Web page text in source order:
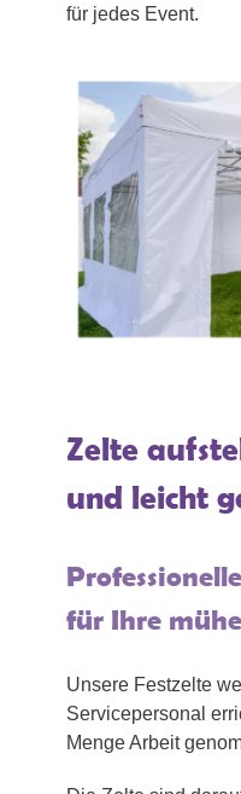
für jedes Event.
Zelte
und leicht
für Ihre
Unsere Festzelte
Servicepersonal
Menge Arbeit